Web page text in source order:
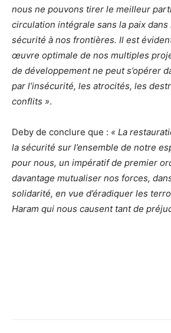
nous ne pouvons tirer le meilleur
circulation intégrale sans la paix dans
sécurité à nos frontières. Il est
œuvre optimale de nos multiples
de développement ne peut s’opérer
par l’insécurité, les atrocités, les
conflits ».
Deby de conclure que : « La
la sécurité sur l’ensemble de notre
pour nous, un impératif de premier
davantage mutualiser nos forces,
solidarité, en vue d’éradiquer les
Haram qui nous causent tant de